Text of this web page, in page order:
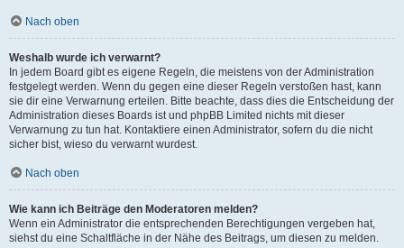
Nach oben
Weshalb wurde ich verwarnt?
In jedem Board gibt es eigene Regeln, die meistens von der Administration
festgelegt werden. Wenn du gegen eine dieser Regeln verstoßen hast, kann
sie dir eine Verwarnung erteilen. Bitte beachte, dass dies die Entscheidung der
Administration dieses Boards ist und phpBB Limited nichts mit dieser
Verwarnung zu tun hat. Kontaktiere einen Administrator, sofern du die nicht
sicher bist, wieso du verwarnt wurdest.
Nach oben
Wie kann ich Beiträge den Moderatoren melden?
Wenn ein Administrator die entsprechenden Berechtigungen vergeben hat,
siehst du eine Schaltfläche in der Nähe des Beitrags, um diesen zu melden.